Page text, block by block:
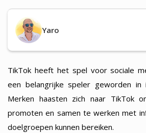
Yaro
TikTok heeft het spel voor sociale
een belangrijke speler geworden in
Merken haasten zich naar TikTok
promoten en samen te werken met
doelgroepen kunnen bereiken.